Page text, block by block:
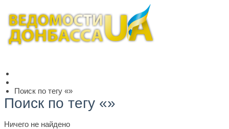
Поиск по тегу «»
Поиск по тегу «»
Ничего не найдено